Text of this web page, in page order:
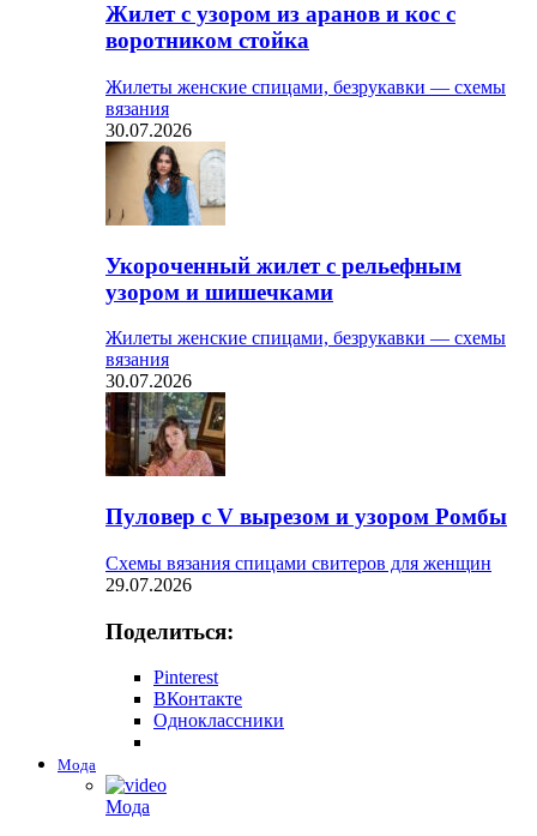
Жилет с узором из аранов и кос с
воротником стойка
Жилеты женские спицами, безрукавки — схемы
вязания
30.07.2026
Укороченный жилет с рельефным
узором и шишечками
Жилеты женские спицами, безрукавки — схемы
вязания
30.07.2026
Пуловер с V вырезом и узором Ромбы
Схемы вязания спицами свитеров для женщин
29.07.2026
Поделиться:
Pinterest
ВКонтакте
Одноклассники
Мода
Мода